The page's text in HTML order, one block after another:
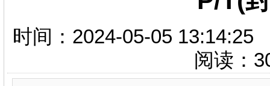
时间：2024-05-05
阅读：